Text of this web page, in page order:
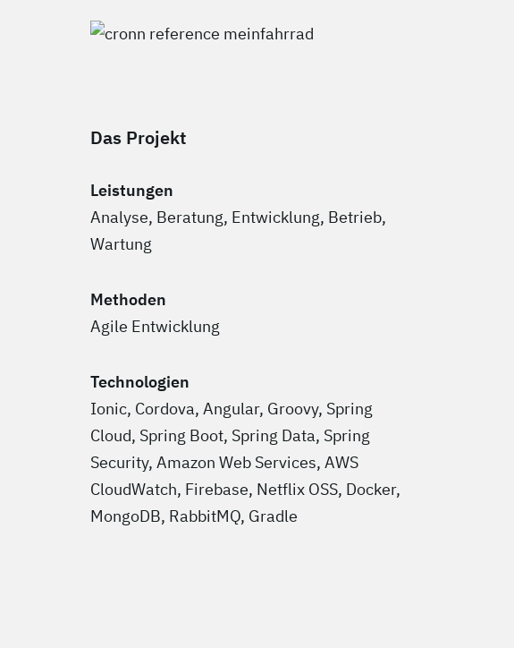
Das Projekt
Leistungen
Analyse, Beratung, Entwicklung, Betrieb,
Wartung
Methoden
Agile Entwicklung
Technologien
Ionic, Cordova, Angular, Groovy, Spring
Cloud, Spring Boot, Spring Data, Spring
Security, Amazon Web Services, AWS
CloudWatch, Firebase, Netflix OSS, Docker,
MongoDB, RabbitMQ, Gradle